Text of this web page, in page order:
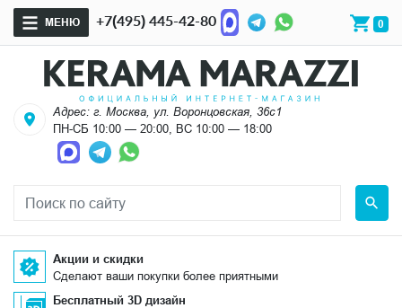
МЕНЮ +7(495) 445-42-80 0
Адрес: г. Москва, ул. Воронцовская, 36с1
ПН-СБ 10:00 — 20:00, ВС 10:00 — 18:00
Акции и скидки
Сделают ваши покупки более приятными
Бесплатный 3D дизайн